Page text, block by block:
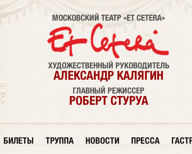
МОСКОВСКИЙ ТЕАТР «ET CETERA»
ХУДОЖЕСТВЕННЫЙ РУКОВОДИТЕЛЬ
АЛЕКСАНДР КАЛЯГИН
ГЛАВНЫЙ РЕЖИССЕР
РОБЕРТ СТУРУА
БИЛЕТЫ ТРУППА НОВОСТИ ПРЕССА